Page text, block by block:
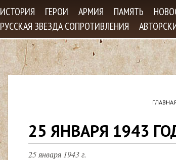
Jump
ИСТОРИЯ ГЕРОИ АРМИЯ ПАМЯТЬ
РУССКАЯ ЗВЕЗДА СОПРОТИВЛЕНИЯ
ы
ГЛАВНАЯ
25 ЯНВАРЯ 1943
25 января 1943 г.